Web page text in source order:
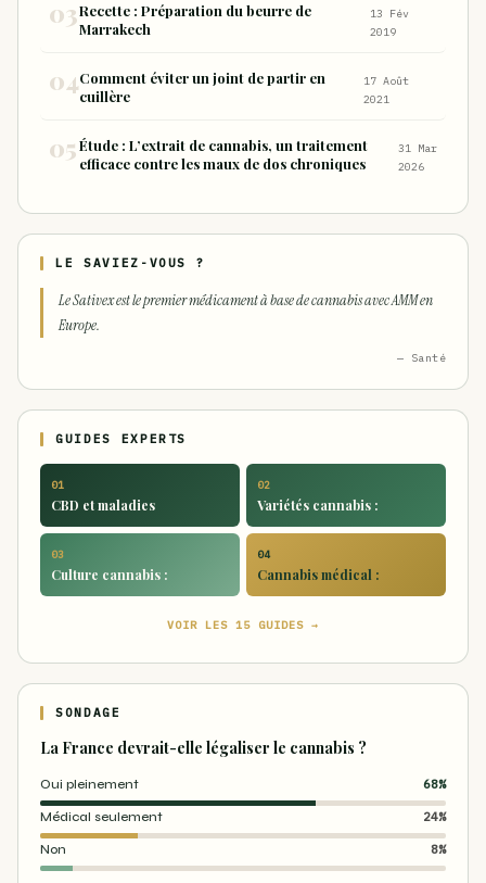
Recette : Préparation du beurre de
Marrakech
13 Fév
2019
Comment éviter un joint de partir en
cuillère
17 Août
2021
Étude : L’extrait de cannabis, un traitement
efficace contre les maux de dos chroniques
31 Mar
2026
LE SAVIEZ-VOUS ?
Le Sativex est le premier médicament à base de cannabis avec AMM en
Europe.
— Santé
GUIDES EXPERTS
01
CBD et maladies
02
Variétés cannabis :
03
Culture cannabis :
04
Cannabis médical :
VOIR LES 15 GUIDES →
SONDAGE
La France devrait-elle légaliser le cannabis ?
Oui pleinement 68%
Médical seulement 24%
Non 8%